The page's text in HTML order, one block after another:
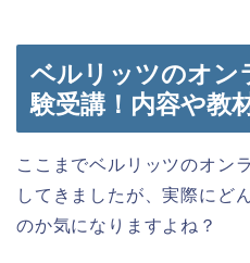
ベルリッツのオン
験受講！内容や教
ここまでベルリッツのオン
してきましたが、実際にど
のか気になりますよね？